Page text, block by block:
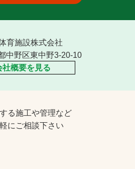
育施設株式会社
中野区東中野3-20-10
社概要を見る
る施工や管理など
にご相談下さい